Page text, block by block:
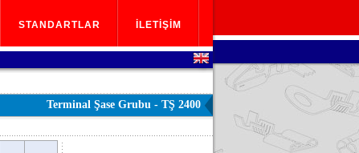
STANDARTLAR İLETİŞİM
Terminal Şase Grubu - TŞ 2400